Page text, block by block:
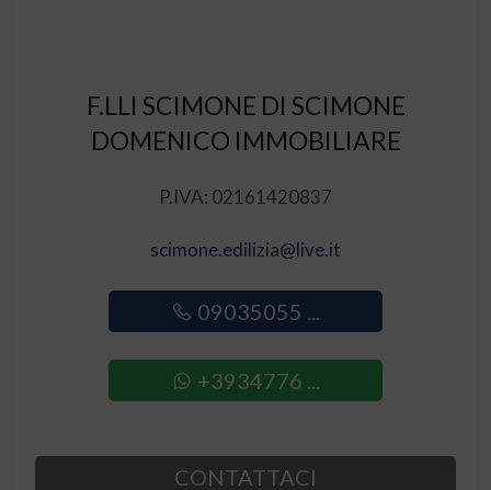
F.LLI SCIMONE DI SCIMONE
DOMENICO IMMOBILIARE
P.IVA: 02161420837
scimone.edilizia@live.it
09035055 ...
+3934776 ...
CONTATTACI